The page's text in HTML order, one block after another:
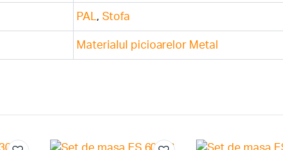
PAL , Stofa
Materialul picioarelor Metal